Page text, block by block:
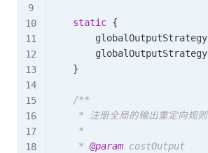
static {
        globalOutputStrategy
        globalOutputStrategy
}
/**
     * 注册全局的输出重定向规则
     *
     *
@param costOutput